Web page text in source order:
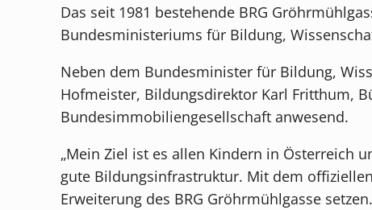
Das seit 1981 bestehende BRG
Bundesministeriums für Bildung,
Neben dem Bundesminister für Bildung,
Hofmeister, Bildungsdirektor Karl Fritthum,
Bundesimmobiliengesellschaft anwesend.
„Mein Ziel ist es allen Kindern in Österreich
gute Bildungsinfrastruktur. Mit dem
Erweiterung des BRG Gröhrmühlgasse